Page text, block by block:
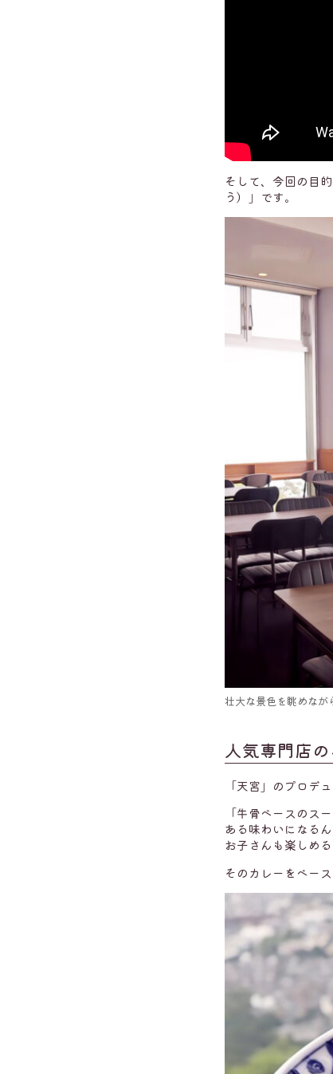
そして、今回の目
う）」です。
壮大な景色を眺めなが
人気専門店
「天宮」のプロデ
「牛骨ベースのス
ある味わいになる
お子さんも楽しめ
そのカレーをベー